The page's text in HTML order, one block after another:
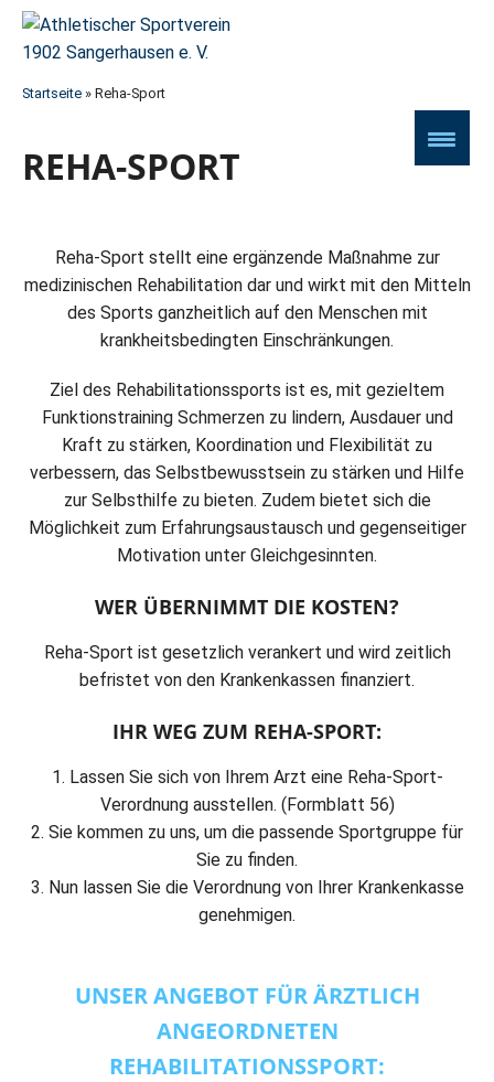
Startseite » Reha-Sport
REHA-SPORT
Reha-Sport stellt eine ergänzende Maßnahme zur
medizinischen Rehabilitation dar und wirkt mit den Mitteln
des Sports ganzheitlich auf den Menschen mit
krankheitsbedingten Einschränkungen.
Ziel des Rehabilitationssports ist es, mit gezieltem
Funktionstraining Schmerzen zu lindern, Ausdauer und
Kraft zu stärken, Koordination und Flexibilität zu
verbessern, das Selbstbewusstsein zu stärken und Hilfe
zur Selbsthilfe zu bieten. Zudem bietet sich die
Möglichkeit zum Erfahrungsaustausch und gegenseitiger
Motivation unter Gleichgesinnten.
WER ÜBERNIMMT DIE KOSTEN?
Reha-Sport ist gesetzlich verankert und wird zeitlich
befristet von den Krankenkassen finanziert.
IHR WEG ZUM REHA-SPORT:
1. Lassen Sie sich von Ihrem Arzt eine Reha-Sport-
Verordnung ausstellen. (Formblatt 56)
2. Sie kommen zu uns, um die passende Sportgruppe für
Sie zu finden.
3. Nun lassen Sie die Verordnung von Ihrer Krankenkasse
genehmigen.
UNSER ANGEBOT FÜR ÄRZTLICH
ANGEORDNETEN
REHABILITATIONSSPORT: